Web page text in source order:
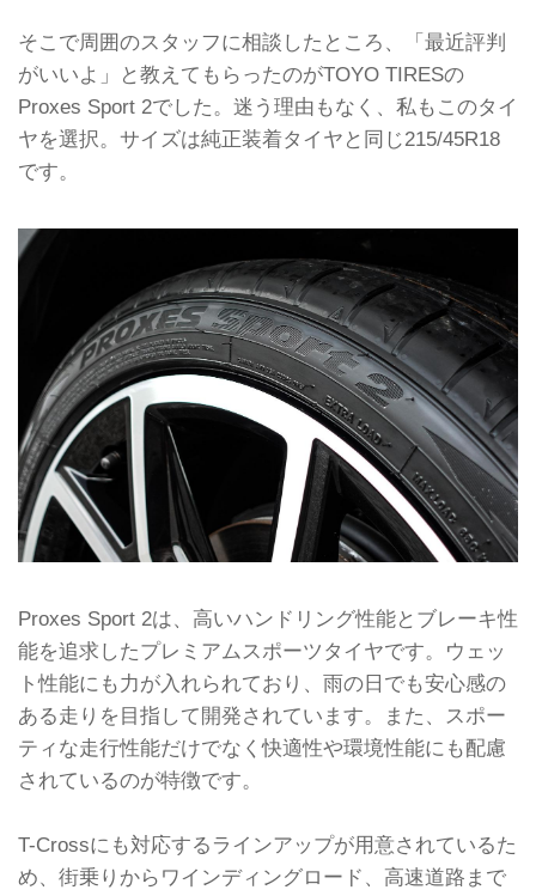
そこで周囲のスタッフに相談したところ、「最近評判
がいいよ」と教えてもらったのがTOYO TIRESの
Proxes Sport 2でした。迷う理由もなく、私もこのタイ
ヤを選択。サイズは純正装着タイヤと同じ215/45R18
です。
Proxes Sport 2は、高いハンドリング性能とブレーキ性
能を追求したプレミアムスポーツタイヤです。ウェッ
ト性能にも力が入れられており、雨の日でも安心感の
ある走りを目指して開発されています。また、スポー
ティな走行性能だけでなく快適性や環境性能にも配慮
されているのが特徴です。
T-Crossにも対応するラインアップが用意されているた
め、街乗りからワインディングロード、高速道路まで